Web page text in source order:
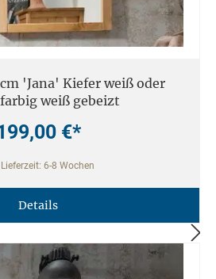
'Jana' Kiefer weiß oder
weiß gebeizt
€*
Lieferzeit: 6-8 Wochen
Details